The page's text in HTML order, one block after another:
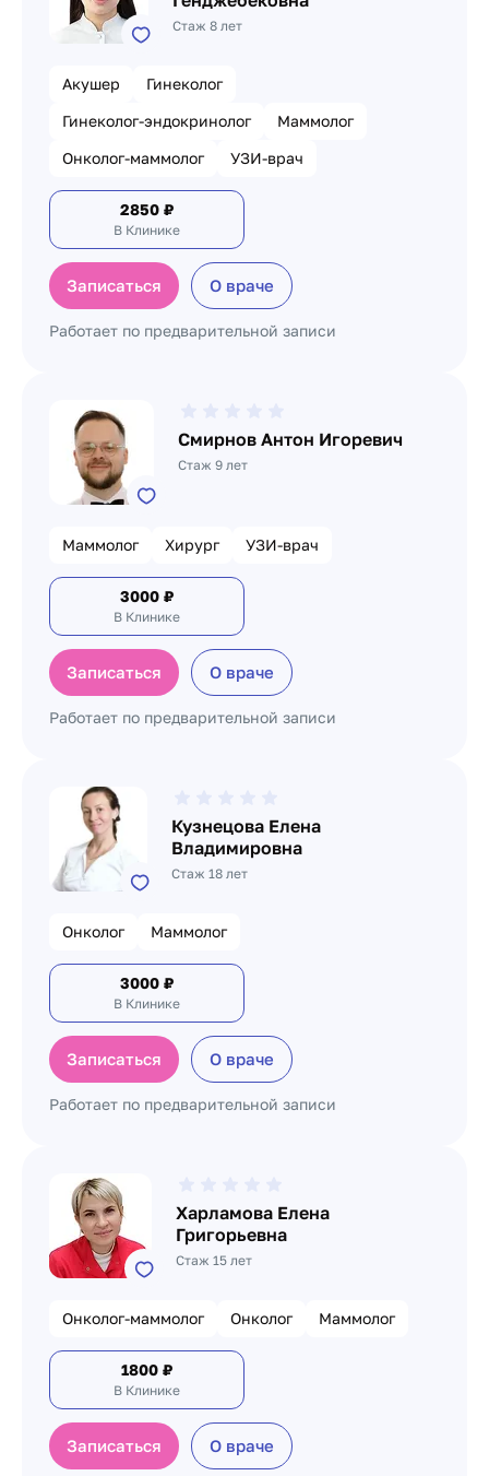
Стаж 8 лет
Акушер
Гинеколог
Гинеколог-эндокринолог
Маммолог
Онколог-маммолог
УЗИ-врач
2850 ₽
В Клинике
Записаться О враче
Работает по предварительной записи
Смирнов Антон Игоревич
Стаж 9 лет
Маммолог Хирург УЗИ-врач
3000 ₽
В Клинике
Записаться О враче
Работает по предварительной записи
Кузнецова Елена
Владимировна
Стаж 18 лет
Онколог Маммолог
3000 ₽
В Клинике
Записаться О враче
Работает по предварительной записи
Харламова Елена
Григорьевна
Стаж 15 лет
Онколог-маммолог Онколог Маммолог
1800 ₽
В Клинике
Записаться О враче